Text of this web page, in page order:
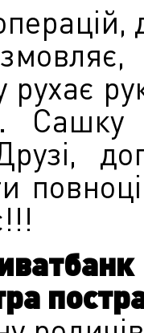
рухає
Друзі,